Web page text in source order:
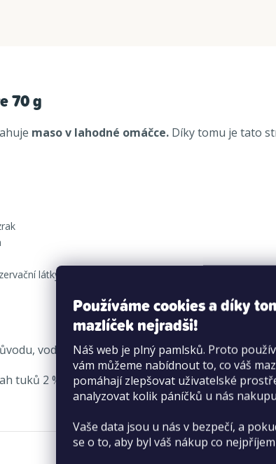
Používáme cookies a díky
mazlíček nejradši!
Náš web je plný pamlsků. Proto
vám můžeme nabídnout to, co váš
pomáhají zlepšovat uživatelské
analyzovat kolik páníčků u nás
Vaše data jsou u nás v bezpečí, a
se o to, aby byl váš nákup co
70 g
maso v lahodné omáčce. Díky tomu je tato
látky
voda, kuře (47,6 %), oleje a tuky, minerální
tuků 2 %, surový popel 2 %, surová vláknina 1 %,